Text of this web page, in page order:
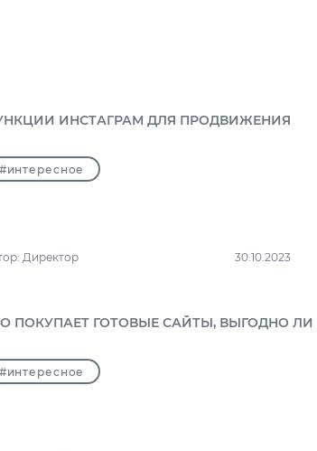
ИНСТАГРАМ ДЛЯ ПРОДВИЖЕНИЯ
#интересное
Директор 30.10.2023
ПОКУПАЕТ ГОТОВЫЕ САЙТЫ, ВЫГОДНО ЛИ
#интересное